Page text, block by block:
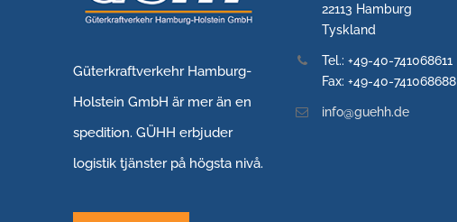
Güterkraftverkehr Hamburg-
Holstein GmbH är mer än en
spedition. GÜHH erbjuder
logistik tjänster på högsta nivå.
22113 Hamburg
Tyskland
Tel.: +49-40-741068611
Fax: +49-40-741068688
info@guehh.de